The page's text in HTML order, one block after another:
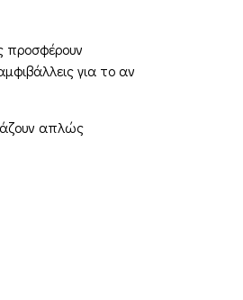
προσφέρουν
για το αν
απλώς